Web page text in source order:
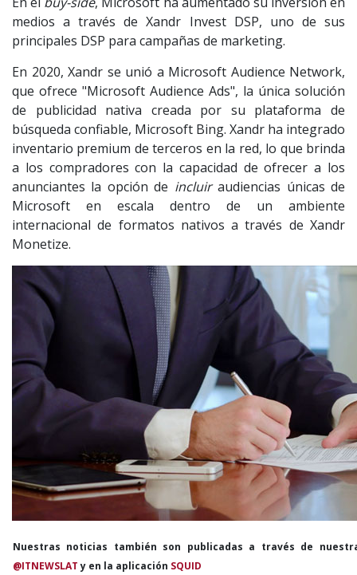
medios a través de Xandr Invest DSP, uno de sus
principales DSP para campañas de marketing.
En 2020, Xandr se unió a Microsoft Audience Network,
que ofrece "Microsoft Audience Ads", la única solución
de publicidad nativa creada por su plataforma de
búsqueda confiable, Microsoft Bing. Xandr ha integrado
inventario premium de terceros en la red, lo que brinda
a los compradores con la capacidad de ofrecer a los
anunciantes la opción de incluiraudiencias únicas de
Microsoft en escala dentro de un ambiente
internacional de formatos nativos a través de Xandr
Monetize.
Nuestras noticias también son publicadas a través de
@ITNEWSLATy en la aplicación SQUID